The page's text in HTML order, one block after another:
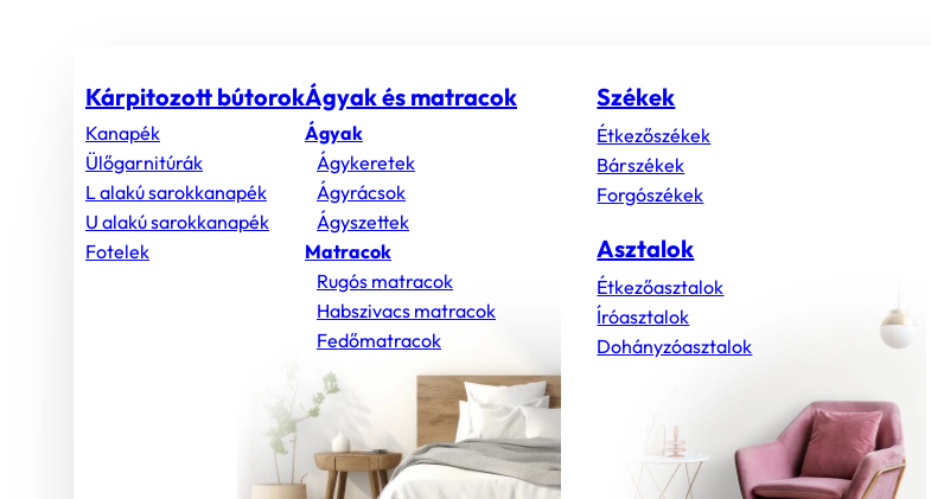
Kárpitozott bútorok
Kanapék
Ülőgarnitúrák
L alakú sarokkanapék
U alakú sarokkanapék
Fotelek
Ágyak és matracok
Ágyak
Ágykeretek
Ágyrácsok
Ágyszettek
Matracok
Rugós matracok
Habszivacs matracok
Fedőmatracok
Székek
Étkezőszékek
Bárszékek
Forgószékek
Asztalok
Étkezőasztalok
Íróasztalok
Dohányzóasztalok